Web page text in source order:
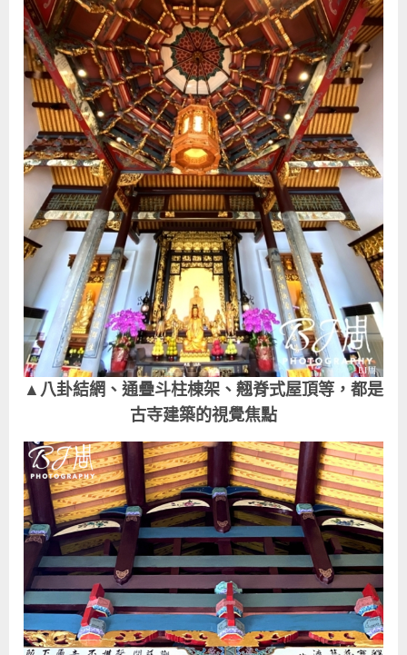
▲八卦結網、通疊斗柱棟架、翹脊式屋頂等，都是
古寺建築的視覺焦點